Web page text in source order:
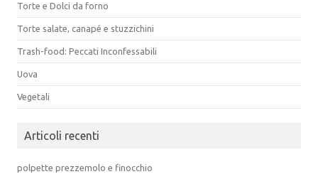
Torte e Dolci da forno
Torte salate, canapé e stuzzichini
Trash-food: Peccati Inconfessabili
Uova
Vegetali
Articoli recenti
polpette prezzemolo e finocchio